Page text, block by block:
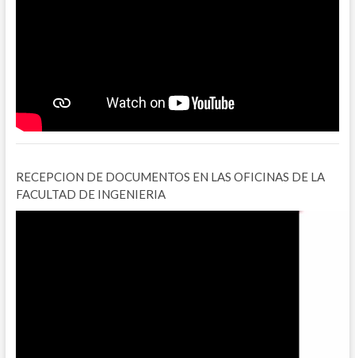
RECEPCION DE DOCUMENTOS EN LAS OFICINAS DE LA
FACULTAD DE INGENIERIA